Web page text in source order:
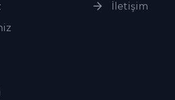
İletişim